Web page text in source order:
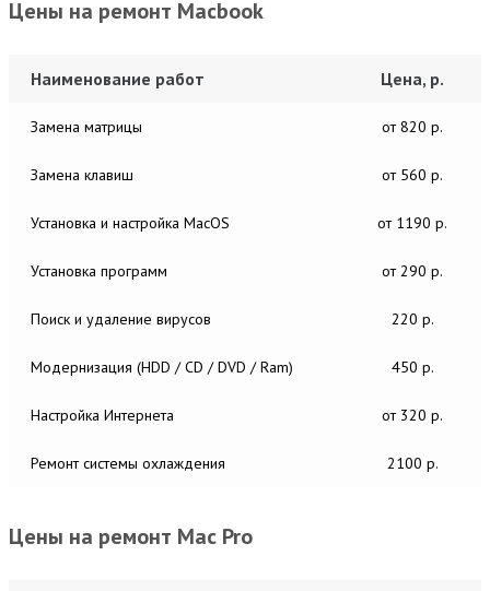
Цены на ремонт Macbook
Наименование работ Цена, р.
Замена матрицы от 820 р.
Замена клавиш от 560 р.
Установка и настройка MacОS от 1190 р.
Установка программ от 290 р.
Поиск и удаление вирусов 220 р.
Модернизация (HDD / CD / DVD / Ram) 450 р.
Настройка Интернета от 320 р.
Ремонт системы охлаждения 2100 р.
Цены на ремонт Mac Pro